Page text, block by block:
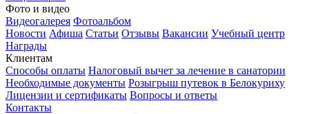
Фото и видео
Видеогалерея Фотоальбом
Новости Афиша Статьи Отзывы Вакансии Учебный центр
Награды
Клиентам
Способы оплаты Налоговый вычет за лечение в санатории
Необходимые документы Розыгрыш путевок в Белокуриху
Лицензии и сертификаты Вопросы и ответы
Контакты